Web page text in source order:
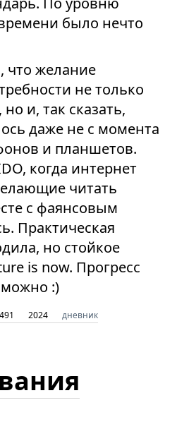
было нечто
что желание
не только
и, так сказать,
даже не с момента
и планшетов.
когда интернет
читать
с фаянсовым
Практическая
но стойкое
is now. Прогресс
:)
2024 дневник